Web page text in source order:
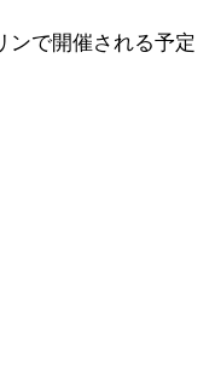
ンで開催される予定